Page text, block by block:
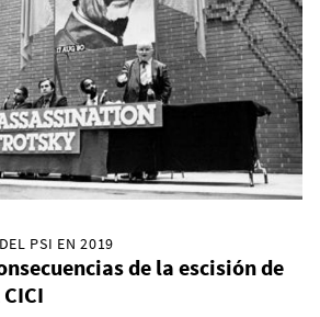
PSI EN 2019
de la escisión de